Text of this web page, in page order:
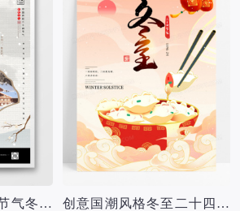
简约中国风二十四节气冬至节气海报
创意国潮风格冬至二十四节气海报